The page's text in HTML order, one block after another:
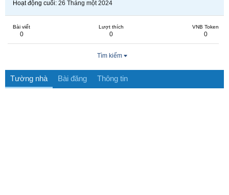
Hoạt động cuối 26 Tháng một 2024
Bài viết
0
Lượt thích
0
VNB Token
0
Tìm kiếm
Tường nhà Bài đăng Thông tin